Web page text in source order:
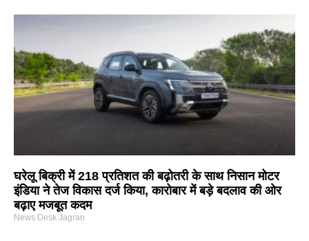
घरेलू बिक्री में 218 प्रतिशत की बढ़ोतरी के साथ निसान मोटर
इंडिया ने तेज विकास दर्ज किया, कारोबार में बड़े बदलाव की ओर
बढ़ाए मजबूत कदम
News Desk Jagran